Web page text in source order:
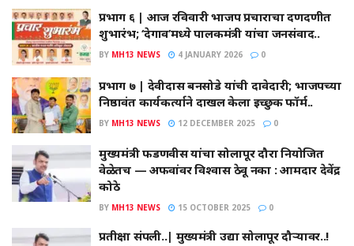
प्रभाग ६ | आज रविवारी भाजप प्रचाराचा दणदणीत
शुभारंभ; ‘देगाव’मध्ये पालकमंत्री यांचा जनसंवाद..
BY MH13 NEWS 4 JANUARY 2026 0
प्रभाग ७ | देवीदास बनसोडे यांची दावेदारी; भाजपच्या
निष्ठावंत कार्यकर्त्याने दाखल केला इच्छुक फॉर्म..
BY MH13 NEWS 12 DECEMBER 2025 0
मुख्यमंत्री फडणवीस यांचा सोलापूर दौरा नियोजित
वेळेतच — अफवांवर विश्वास ठेवू नका : आमदार देवेंद्र
कोठे
BY MH13 NEWS 15 OCTOBER 2025 0
प्रतीक्षा संपली..| मुख्यमंत्री उद्या सोलापूर दौऱ्यावर..!